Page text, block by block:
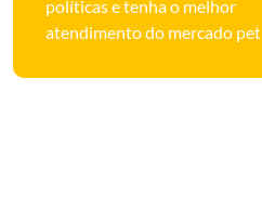
políticas e tenha o melhor
atendimento do mercado pet